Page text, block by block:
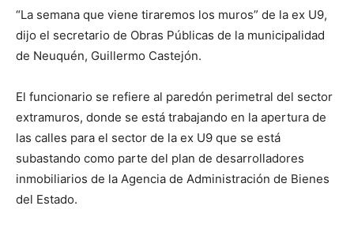
“La semana que viene tiraremos los muros” de la ex U9,
dijo el secretario de Obras Públicas de la municipalidad
de Neuquén, Guillermo Castejón.
El funcionario se refiere al paredón perimetral del sector
extramuros, donde se está trabajando en la apertura de
las calles para el sector de la ex U9 que se está
subastando como parte del plan de desarrolladores
inmobiliarios de la Agencia de Administración de Bienes
del Estado.